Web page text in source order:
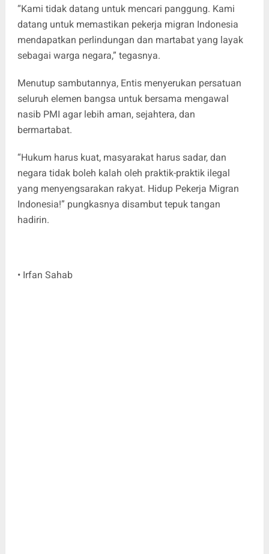
“Kami tidak datang untuk mencari panggung. Kami
datang untuk memastikan pekerja migran Indonesia
mendapatkan perlindungan dan martabat yang layak
sebagai warga negara,” tegasnya.
Menutup sambutannya, Entis menyerukan persatuan
seluruh elemen bangsa untuk bersama mengawal
nasib PMI agar lebih aman, sejahtera, dan
bermartabat.
“Hukum harus kuat, masyarakat harus sadar, dan
negara tidak boleh kalah oleh praktik-praktik ilegal
yang menyengsarakan rakyat. Hidup Pekerja Migran
Indonesia!” pungkasnya disambut tepuk tangan
hadirin.
• Irfan Sahab